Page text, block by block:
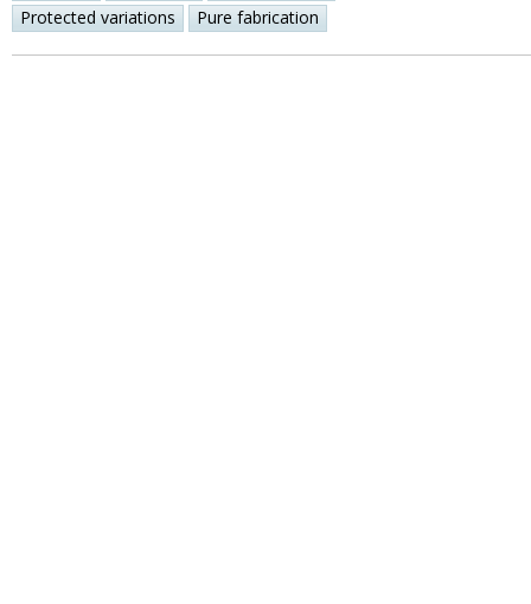
Protected variations
Pure fabrication